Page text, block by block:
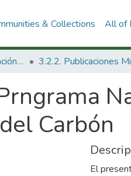
& Collections All of
3. Recursos de Información Científica y Tecnológica
Carbón
El